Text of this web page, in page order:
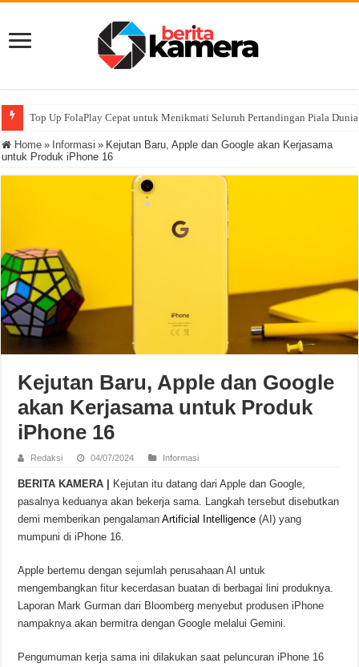
Top Up FolaPlay Cepat untuk Menikmati Seluruh Pertandingan Piala
Home » Informasi » Kejutan Baru, Apple dan Google akan Kerjasama
untuk Produk iPhone 16
Kejutan Baru, Apple dan Google
akan Kerjasama untuk Produk
iPhone 16
Redaksi 04/07/2024 Informasi
BERITA KAMERA |
Kejutan itu datang dari Apple dan Google,
pasalnya keduanya akan bekerja sama. Langkah tersebut disebutkan
demi memberikan pengalamanArtificial Intelligence (AI) yang
mumpuni di iPhone 16.
Apple bertemu dengan sejumlah perusahaan AI untuk
mengembangkan fitur kecerdasan buatan di berbagai lini produknya.
Laporan Mark Gurman dari Bloomberg menyebut produsen iPhone
nampaknya akan bermitra dengan Google melalui Gemini.
Pengumuman kerja sama ini dilakukan saat peluncuran iPhone 16